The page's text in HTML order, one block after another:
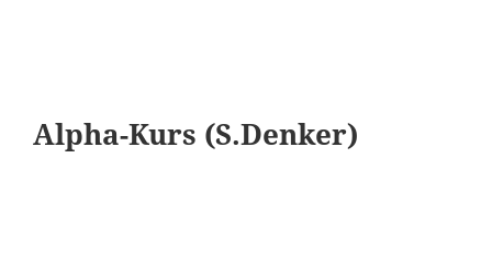
Alpha-Kurs (S.Denker)